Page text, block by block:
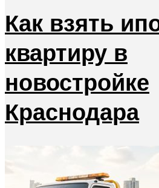
Как взять
квартиру в
новостройке
Краснодара